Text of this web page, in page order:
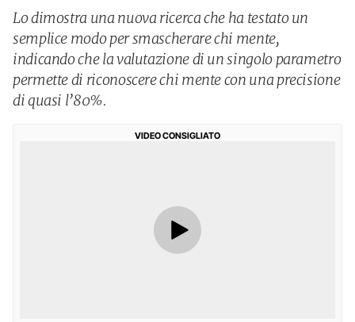
Lo dimostra una nuova ricerca che ha testato un
semplice modo per smascherare chi mente,
indicando che la valutazione di un singolo parametro
permette di riconoscere chi mente con una precisione
di quasi l’80%.
VIDEO CONSIGLIATO